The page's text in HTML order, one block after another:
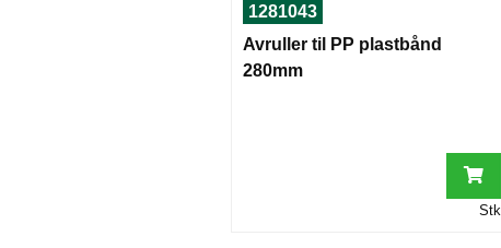
1281043
Avruller til PP plastbånd
280mm
Stk